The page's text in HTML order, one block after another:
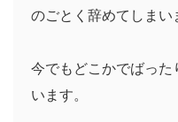
のごとく辞めてしまい
今でもどこかでばっ
います。